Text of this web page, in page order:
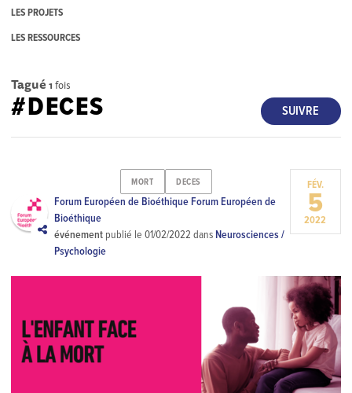
LES PROJETS
LES RESSOURCES
Tagué 1 fois
SUIVRE
#DECES
MORT DECES
Forum Européen de Bioéthique Forum Européen de
Bioéthique
événement publié le01/02/2022 dans Neurosciences /
Psychologie
FÉV.
5
2022